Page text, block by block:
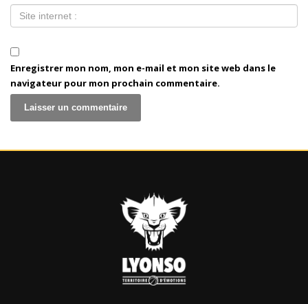
Enregistrer mon nom, mon e-mail et mon site web dans le
navigateur pour mon prochain commentaire.